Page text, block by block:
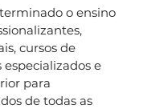
o ensino
cursos de
e
para
de todas as